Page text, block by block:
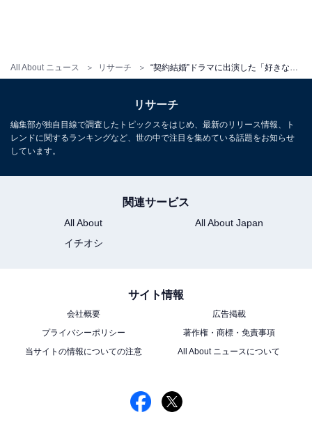
All About ニュース リサーチ
リサーチ
編集部が独自目線で調査したトピックスをはじめ、最新のリリース情報、ト
レンドに関するランキングなど、世の中で注目を集めている話題をお知らせ
しています。
関連サービス
All About
All About Japan
イチオシ
サイト情報
会社概要
広告掲載
プライバシーポリシー
著作権・商標・免責事項
当サイトの情報についての注意
All About ニュースについて